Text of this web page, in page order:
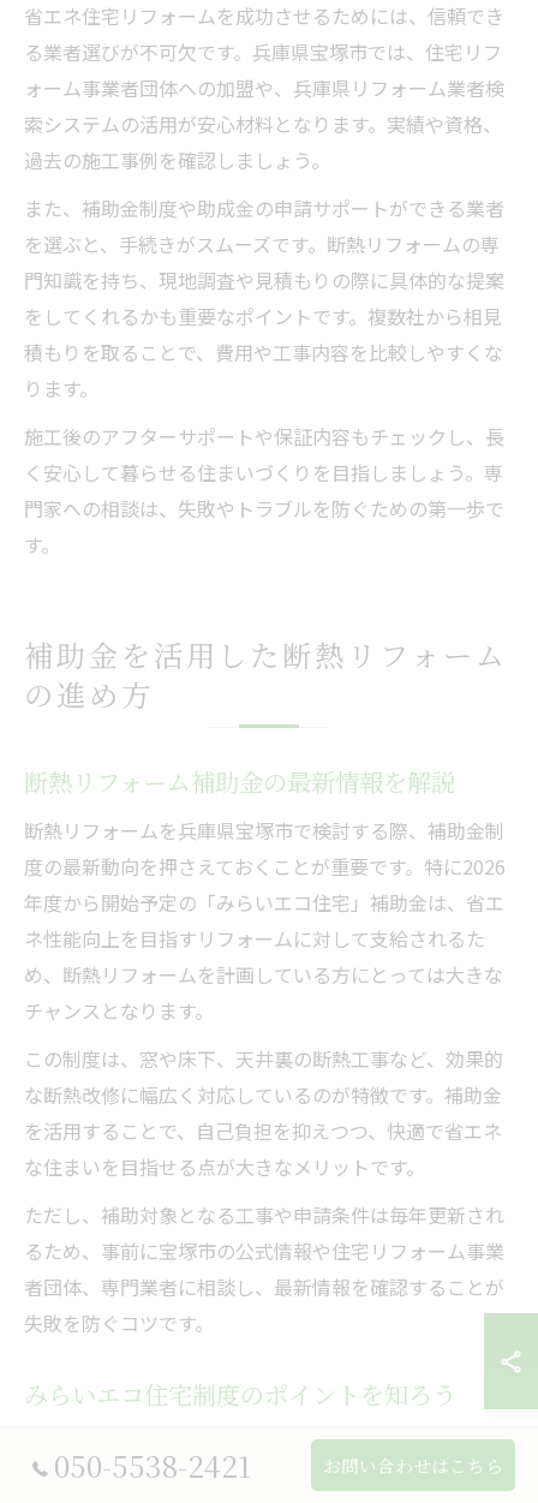
省エネ住宅リフォームを成功させるためには、信頼でき
る業者選びが不可欠です。兵庫県宝塚市では、住宅リフ
ォーム事業者団体への加盟や、兵庫県リフォーム業者検
索システムの活用が安心材料となります。実績や資格、
過去の施工事例を確認しましょう。
また、補助金制度や助成金の申請サポートができる業者
を選ぶと、手続きがスムーズです。断熱リフォームの専
門知識を持ち、現地調査や見積もりの際に具体的な提案
をしてくれるかも重要なポイントです。複数社から相見
積もりを取ることで、費用や工事内容を比較しやすくな
ります。
施工後のアフターサポートや保証内容もチェックし、長
く安心して暮らせる住まいづくりを目指しましょう。専
門家への相談は、失敗やトラブルを防ぐための第一歩で
す。
補助金を活用した断熱リフォーム
の進め方
断熱リフォーム補助金の最新情報を解説
断熱リフォームを兵庫県宝塚市で検討する際、補助金制
度の最新動向を押さえておくことが重要です。特に2026
年度から開始予定の「みらいエコ住宅」補助金は、省エ
ネ性能向上を目指すリフォームに対して支給されるた
め、断熱リフォームを計画している方にとっては大きな
チャンスとなります。
この制度は、窓や床下、天井裏の断熱工事など、効果的
な断熱改修に幅広く対応しているのが特徴です。補助金
を活用することで、自己負担を抑えつつ、快適で省エネ
な住まいを目指せる点が大きなメリットです。
ただし、補助対象となる工事や申請条件は毎年更新され
るため、事前に宝塚市の公式情報や住宅リフォーム事業
者団体、専門業者に相談し、最新情報を確認することが
失敗を防ぐコツです。
みらいエコ住宅制度のポイントを知ろう
みらいエコ住宅制度は、2026年度から始まる新たな補助
金制度で、断熱リフォームにおける費用負担の軽減が期
050-5538-2421 お問い合わせはこちら